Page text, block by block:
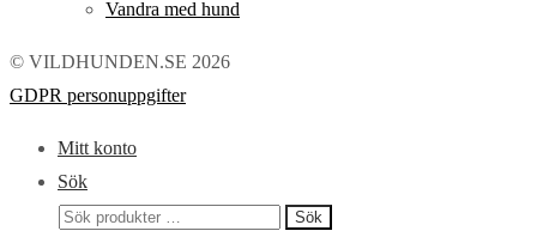
Vandra med hund
© VILDHUNDEN.SE 2026
GDPR personuppgifter
Mitt konto
Sök
Sök
Sök